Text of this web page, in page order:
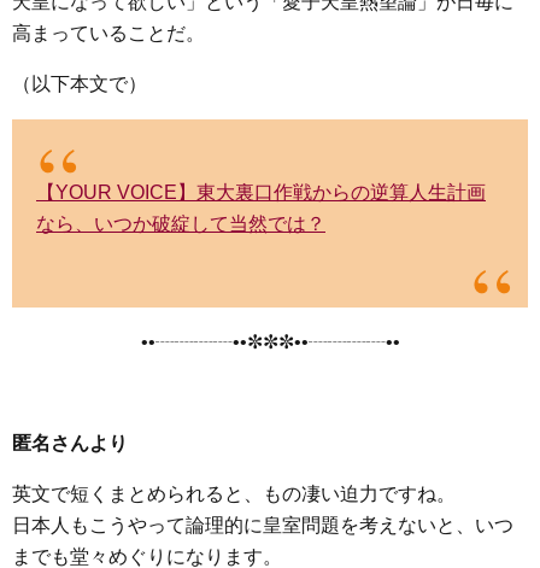
高まっていることだ。
（以下本文で）
【YOUR VOICE】東大裏口作戦からの逆算人生計画
なら、いつか破綻して当然では？
••┈┈┈┈••✼✼✼••┈┈┈┈••
匿名さんより
英文で短くまとめられると、もの凄い迫力ですね。
日本人もこうやって論理的に皇室問題を考えないと、いつ
までも堂々めぐりになります。